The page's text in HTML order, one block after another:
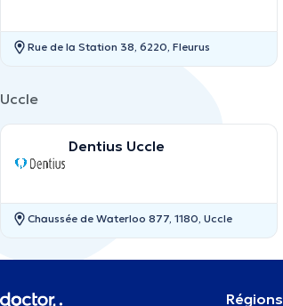
Rue de la Station 38, 6220, Fleurus
Uccle
Dentius Uccle
Chaussée de Waterloo 877, 1180, Uccle
Régions